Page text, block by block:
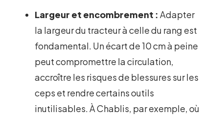
Largeur et encombrement : Adapter
la largeur du tracteur à celle du rang est
fondamental. Un écart de 10 cm à peine
peut compromettre la circulation,
accroître les risques de blessures sur les
ceps et rendre certains outils
inutilisables. À Chablis, par exemple, où